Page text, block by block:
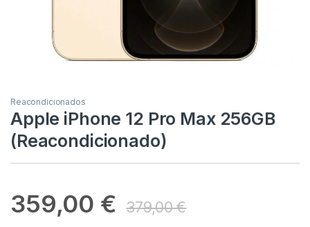
Reacondicionados
Apple iPhone 12 Pro Max 256GB
(Reacondicionado)
359,00 € 379,00€